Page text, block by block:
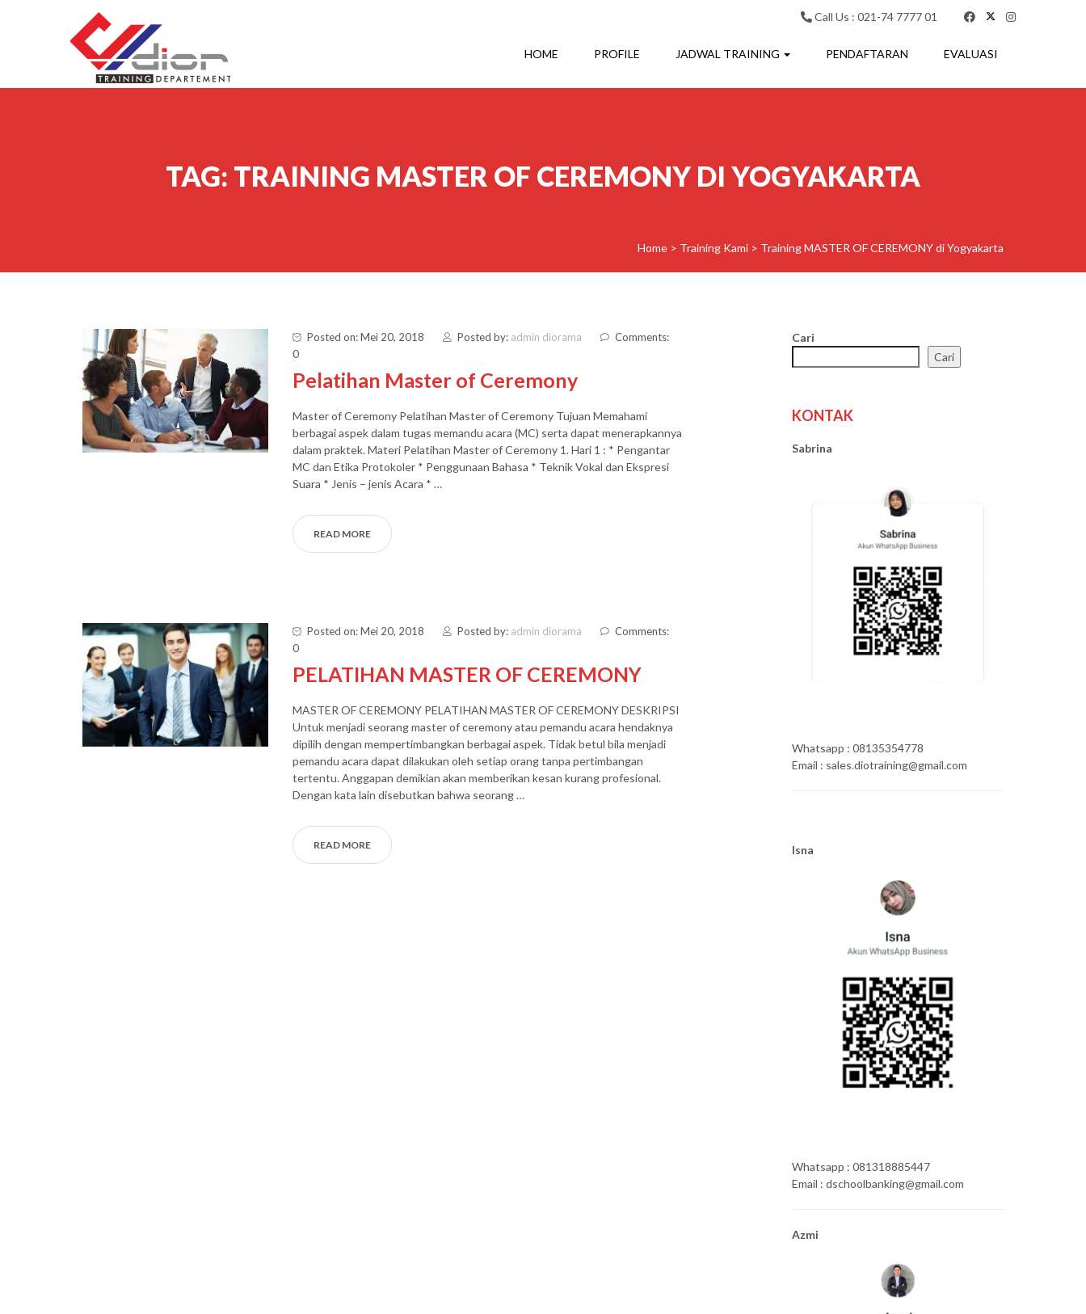
Call Us : 021-74 7777 01
HOME PROFILE JADWAL TRAINING PENDAFTARAN EVALUASI
TAG: TRAINING MASTER OF CEREMONY DI YOGYAKARTA
Home > Training Kami > Training MASTER OF CEREMONY di Yogyakarta
Posted on: Mei 20, 2018 Posted by: admin diorama
Comments:
0
Pelatihan Master of Ceremony
Master of Ceremony Pelatihan Master of Ceremony Tujuan Memahami
berbagai aspek dalam tugas memandu acara (MC) serta dapat menerapkannya
dalam praktek. Materi Pelatihan Master of Ceremony 1. Hari 1 : * Pengantar
MC dan Etika Protokoler * Penggunaan Bahasa * Teknik Vokal dan Ekspresi
Suara * Jenis – jenis Acara * …
READ MORE
Posted on: Mei 20, 2018 Posted by: admin diorama
Comments:
0
PELATIHAN MASTER OF CEREMONY
MASTER OF CEREMONY PELATIHAN MASTER OF CEREMONY DESKRIPSI
Untuk menjadi seorang master of ceremony atau pemandu acara hendaknya
dipilih dengan mempertimbangkan berbagai aspek. Tidak betul bila menjadi
pemandu acara dapat dilakukan oleh setiap orang tanpa pertimbangan
tertentu. Anggapan demikian akan memberikan kesan kurang profesional.
Dengan kata lain disebutkan bahwa seorang …
READ MORE
Cari
Cari
KONTAK
Sabrina
Whatsapp : 08135354778
Email : sales.diotraining@gmail.com
Isna
Whatsapp : 081318885447
Email : dschoolbanking@gmail.com
Azmi